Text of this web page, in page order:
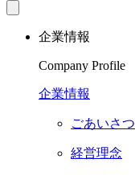
企業情報
Company Profile
企業情報
ごあいさつ
経営理念